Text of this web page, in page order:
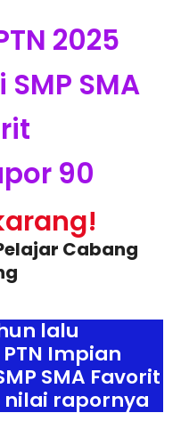
2025
SMA
90
Cabang
lalu
Impian
SMA Favorit
nilai rapornya